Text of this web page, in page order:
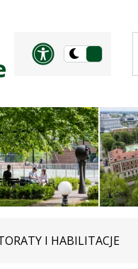
Panel
Przełącz
ciemną
I HABILITACJE